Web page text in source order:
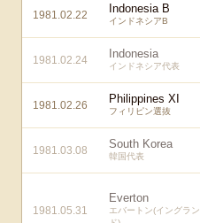
1981.02.22 Indonesia B
インドネシアB
1981.02.24 Indonesia
インドネシア代表
1981.02.26 Philippines XI
フィリピン選抜
1981.03.08 South Korea
韓国代表
1981.05.31
Everton
エバートン(イングラン